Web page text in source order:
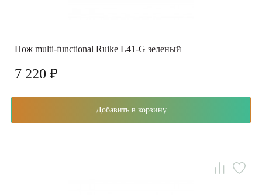
Нож multi-functional Ruike L41-G зеленый
7 220 ₽
Добавить в корзину